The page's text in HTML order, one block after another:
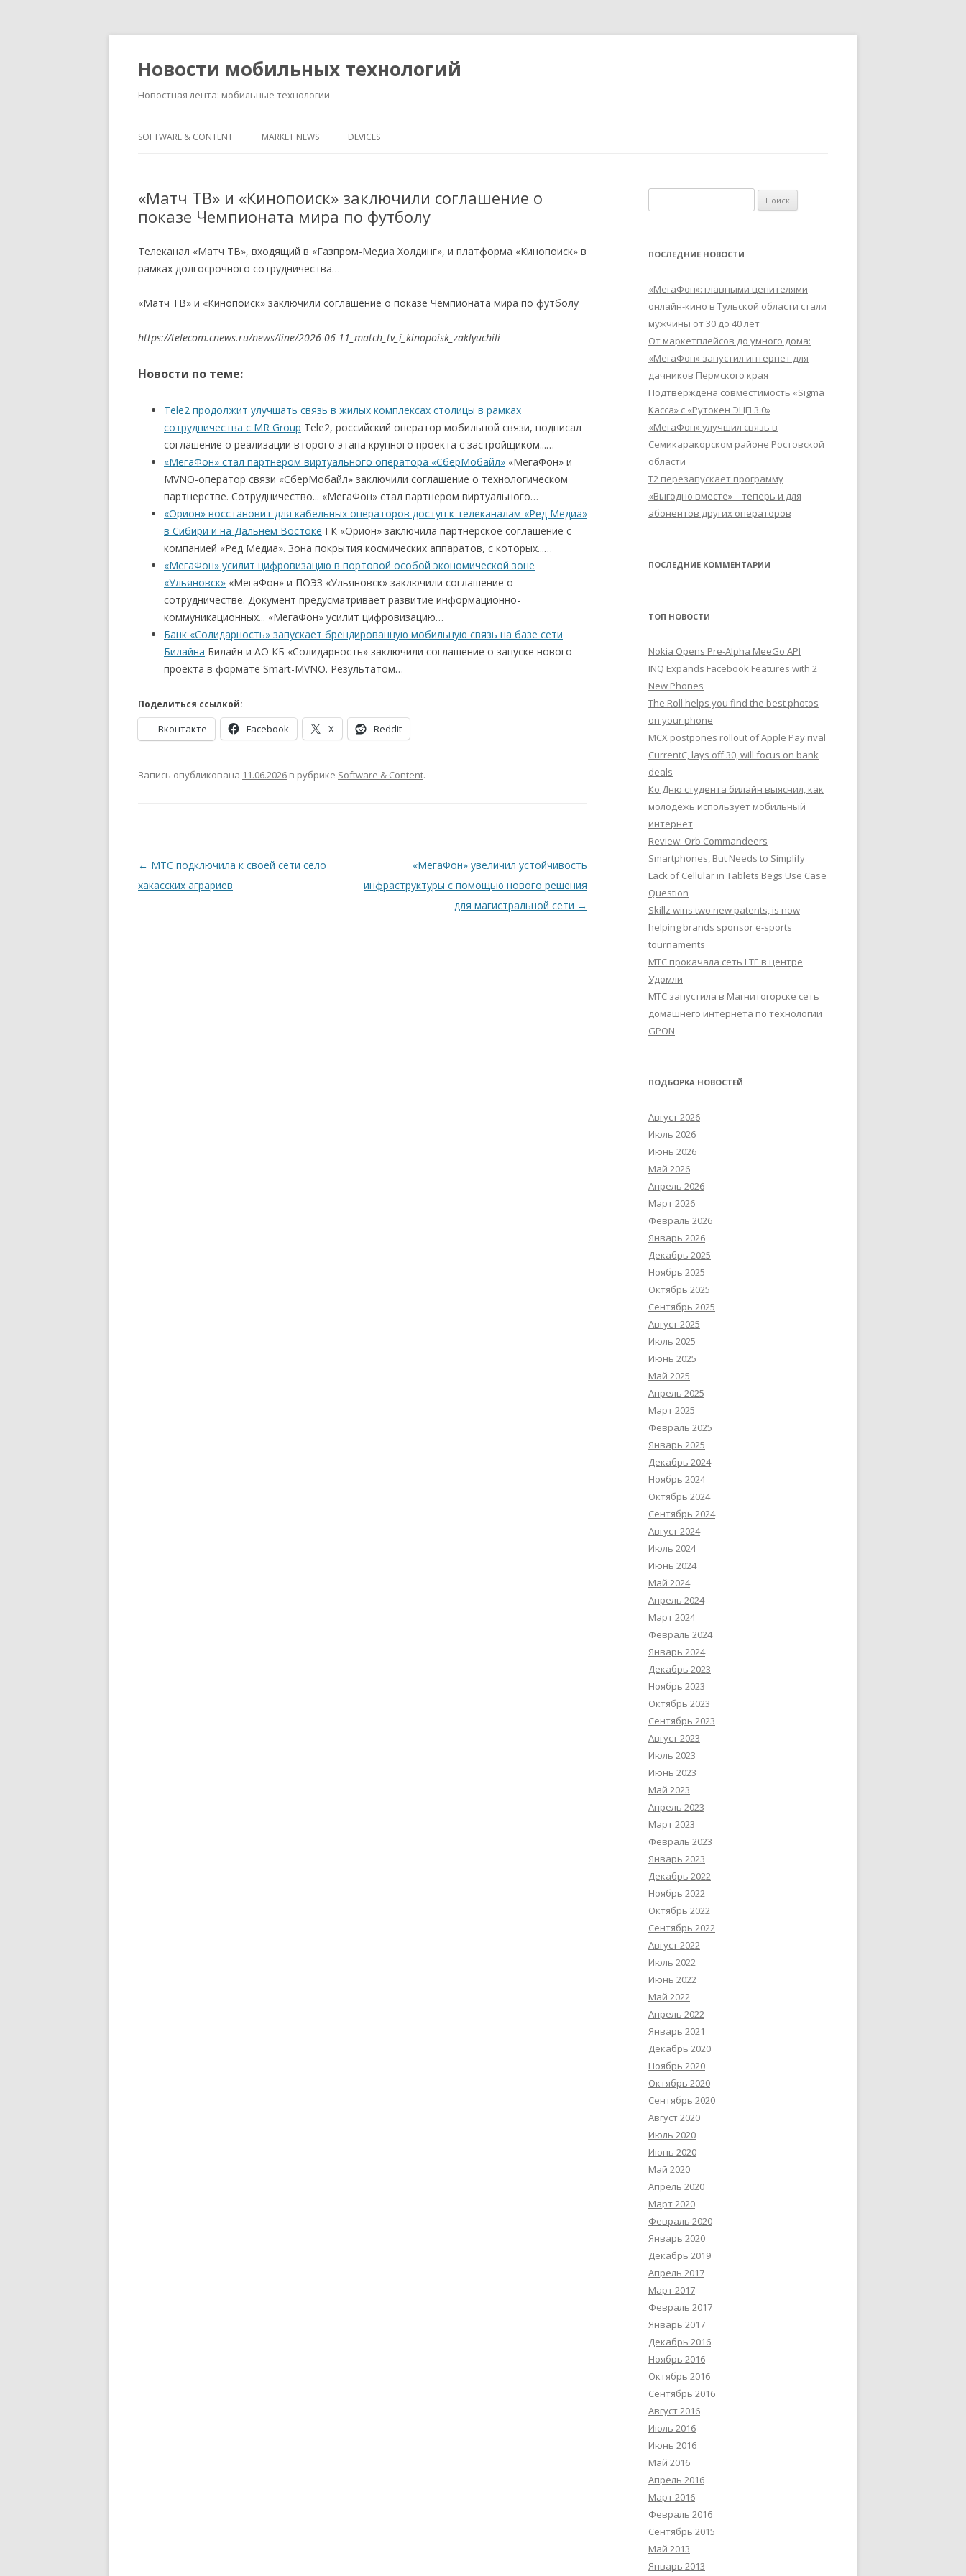
Новости мобильных технологий
Новостная лента: мобильные технологии
SOFTWARE & CONTENT MARKET NEWS DEVICES
«Матч ТВ» и «Кинопоиск» заключили соглашение о
показе Чемпионата мира по футболу
Телеканал «Матч ТВ», входящий в «Газпром-Медиа Холдинг», и платформа «Кинопоиск» в
рамках долгосрочного сотрудничества…
«Матч ТВ» и «Кинопоиск» заключили соглашение о показе Чемпионата мира по футболу
https://telecom.cnews.ru/news/line/2026-06-11_match_tv_i_kinopoisk_zaklyuchili
Новости по теме:
Tele2 продолжит улучшать связь в жилых комплексах столицы в рамках
сотрудничества с MR Group Tele2, российский оператор мобильной связи, подписал
соглашение о реализации второго этапа крупного проекта с застройщиком...…
«МегаФон» стал партнером виртуального оператора «СберМобайл» «МегаФон» и
MVNO-оператор связи «СберМобайл» заключили соглашение о технологическом
партнерстве. Сотрудничество... «МегаФон» стал партнером виртуального…
«Орион» восстановит для кабельных операторов доступ к телеканалам «Ред Медиа»
в Сибири и на Дальнем Востоке ГК «Орион» заключила партнерское соглашение с
компанией «Ред Медиа». Зона покрытия космических аппаратов, с которых...…
«МегаФон» усилит цифровизацию в портовой особой экономической зоне
«Ульяновск» «МегаФон» и ПОЭЗ «Ульяновск» заключили соглашение о
сотрудничестве. Документ предусматривает развитие информационно-
коммуникационных... «МегаФон» усилит цифровизацию…
Банк «Солидарность» запускает брендированную мобильную связь на базе сети
Билайна Билайн и АО КБ «Солидарность» заключили соглашение о запуске нового
проекта в формате Smart-MVNO. Результатом…
Поделиться ссылкой:
Вконтакте Facebook X Reddit
Запись опубликована 11.06.2026 в рубрике Software & Content.
Навигация
по
← МТС подключила к своей сети село
хакасских аграриев
«МегаФон» увеличил устойчивость
инфраструктуры с помощью нового решения
для магистральной сети →
ПОСЛЕДНИЕ НОВОСТИ
«МегаФон»: главными ценителями
онлайн-кино в Тульской области стали
мужчины от 30 до 40 лет
От маркетплейсов до умного дома:
«МегаФон» запустил интернет для
дачников Пермского края
Подтверждена совместимость «Sigma
Касса» с «Рутокен ЭЦП 3.0»
«МегаФон» улучшил связь в
Семикаракорском районе Ростовской
области
Т2 перезапускает программу
«Выгодно вместе» – теперь и для
абонентов других операторов
ПОСЛЕДНИЕ КОММЕНТАРИИ
ТОП НОВОСТИ
Nokia Opens Pre-Alpha MeeGo API
INQ Expands Facebook Features with 2
New Phones
The Roll helps you find the best photos
on your phone
MCX postpones rollout of Apple Pay rival
CurrentC, lays off 30, will focus on bank
deals
Ко Дню студента билайн выяснил, как
молодежь использует мобильный
интернет
Review: Orb Commandeers
Smartphones, But Needs to Simplify
Lack of Cellular in Tablets Begs Use Case
Question
Skillz wins two new patents, is now
helping brands sponsor e-sports
tournaments
МТС прокачала сеть LTE в центре
Удомли
МТС запустила в Магнитогорске сеть
домашнего интернета по технологии
GPON
ПОДБОРКА НОВОСТЕЙ
Август 2026
Июль 2026
Июнь 2026
Май 2026
Апрель 2026
Март 2026
Февраль 2026
Январь 2026
Декабрь 2025
Ноябрь 2025
Октябрь 2025
Сентябрь 2025
Август 2025
Июль 2025
Июнь 2025
Май 2025
Апрель 2025
Март 2025
Февраль 2025
Январь 2025
Декабрь 2024
Ноябрь 2024
Октябрь 2024
Сентябрь 2024
Август 2024
Июль 2024
Июнь 2024
Май 2024
Апрель 2024
Март 2024
Февраль 2024
Январь 2024
Декабрь 2023
Ноябрь 2023
Октябрь 2023
Сентябрь 2023
Август 2023
Июль 2023
Июнь 2023
Май 2023
Апрель 2023
Март 2023
Февраль 2023
Январь 2023
Декабрь 2022
Ноябрь 2022
Октябрь 2022
Сентябрь 2022
Август 2022
Июль 2022
Июнь 2022
Май 2022
Апрель 2022
Январь 2021
Декабрь 2020
Ноябрь 2020
Октябрь 2020
Сентябрь 2020
Август 2020
Июль 2020
Июнь 2020
Май 2020
Апрель 2020
Март 2020
Февраль 2020
Январь 2020
Декабрь 2019
Апрель 2017
Март 2017
Февраль 2017
Январь 2017
Декабрь 2016
Ноябрь 2016
Октябрь 2016
Сентябрь 2016
Август 2016
Июль 2016
Июнь 2016
Май 2016
Апрель 2016
Март 2016
Февраль 2016
Сентябрь 2015
Май 2013
Январь 2013